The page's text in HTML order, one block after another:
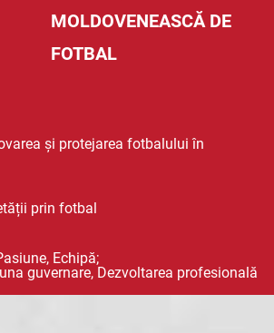
MOLDOVENEASCĂ DE
FOTBAL
și protejarea fotbalului în
prin fotbal
Echipă;
guvernare, Dezvoltarea profesională